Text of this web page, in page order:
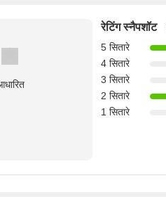
रेटिंग स्नैपशॉट
5 सितारे
4 सितारे
3 सितारे
2 सितारे
1 सितारे